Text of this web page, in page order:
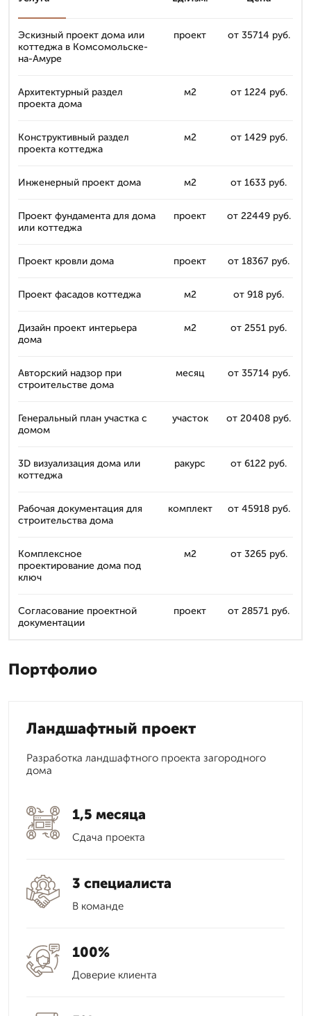
Эскизный проект дома или
коттеджа в Комсомольске-
на-Амуре
проект от 35714 руб.
Архитектурный раздел
проекта дома
м2 от 1224 руб.
Конструктивный раздел
проекта коттеджа
м2 от 1429 руб.
Инженерный проект дома м2 от 1633 руб.
Проект фундамента для дома
или коттеджа
проект от 22449 руб.
Проект кровли дома проект от 18367 руб.
Проект фасадов коттеджа м2 от 918 руб.
Дизайн проект интерьера
дома
м2 от 2551 руб.
Авторский надзор при
строительстве дома
месяц от 35714 руб.
Генеральный план участка с
домом
участок от 20408 руб.
3D визуализация дома или
коттеджа
ракурс от 6122 руб.
Рабочая документация для
строительства дома
комплект от 45918 руб.
Комплексное
проектирование дома под
ключ
м2 от 3265 руб.
Согласование проектной
документации
проект от 28571 руб.
Портфолио
Ландшафтный проект
Разработка ландшафтного проекта загородного
дома
1,5 месяца
Сдача проекта
3 специалиста
В команде
100%
Доверие клиента